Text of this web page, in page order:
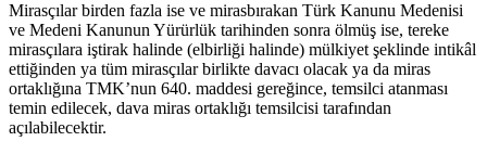
Mirasçılar birden fazla ise ve mirasbırakan Türk Kanunu Medenisi
ve Medeni Kanunun Yürürlük tarihinden sonra ölmüş ise, tereke
mirasçılara iştirak halinde (elbirliği halinde) mülkiyet şeklinde intikâl
ettiğinden ya tüm mirasçılar birlikte davacı olacak ya da miras
ortaklığına TMK’nun 640. maddesi gereğince, temsilci atanması
temin edilecek, dava miras ortaklığı temsilcisi tarafından
açılabilecektir.